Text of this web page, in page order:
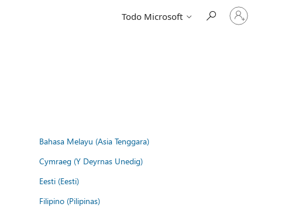
Todo Microsoft
Iniciar
sesión
Bahasa Melayu (Asia Tenggara)
Cymraeg (Y Deyrnas Unedig)
Eesti (Eesti)
Filipino (Pilipinas)